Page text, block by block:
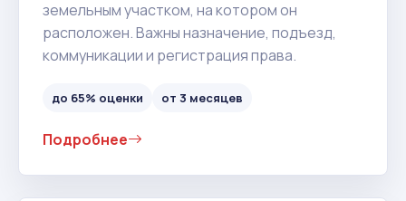
земельным участком, на котором он
расположен. Важны назначение, подъезд,
коммуникации и регистрация права.
до 65% оценки от 3 месяцев
Подробнее